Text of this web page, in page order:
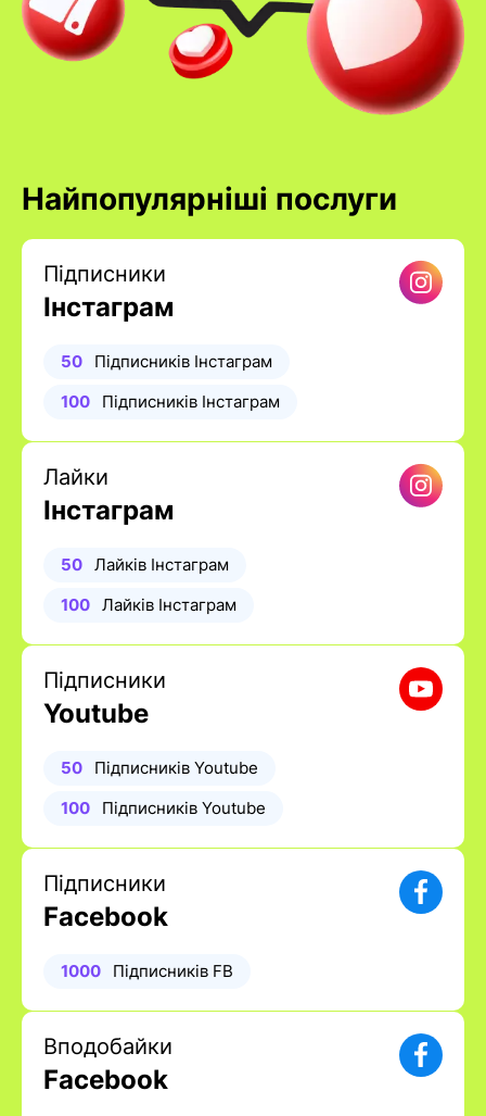
Найпопулярніші послуги
Підписники
Інстаграм
50
Підписників Інстаграм
100
Підписників Інстаграм
Лайки
Інстаграм
50 Лайків Інстаграм
100 Лайків Інстаграм
Підписники
Youtube
50
Підписників Youtube
100
Підписників Youtube
Підписники
Facebook
1000 Підписників FB
Вподобайки
Facebook